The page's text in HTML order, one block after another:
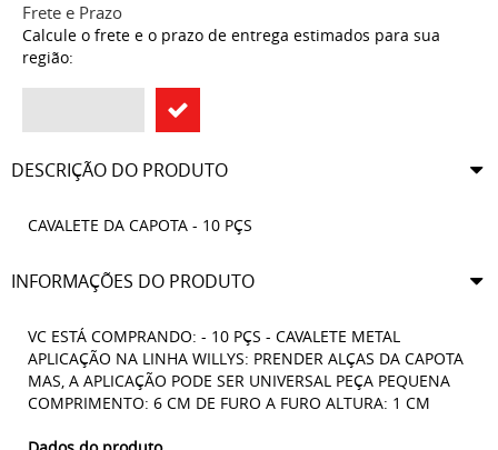
Frete e Prazo
Calcule o frete e o prazo de entrega estimados para sua
região:
DESCRIÇÃO DO PRODUTO
CAVALETE DA CAPOTA - 10 PÇS
INFORMAÇÕES DO PRODUTO
VC ESTÁ COMPRANDO: - 10 PÇS - CAVALETE METAL
APLICAÇÃO NA LINHA WILLYS: PRENDER ALÇAS DA CAPOTA
MAS, A APLICAÇÃO PODE SER UNIVERSAL PEÇA PEQUENA
COMPRIMENTO: 6 CM DE FURO A FURO ALTURA: 1 CM